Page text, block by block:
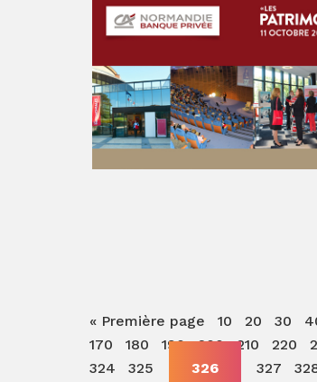
« Première page 10 20 30
170
180 190 200 210 220
324
325 326 327